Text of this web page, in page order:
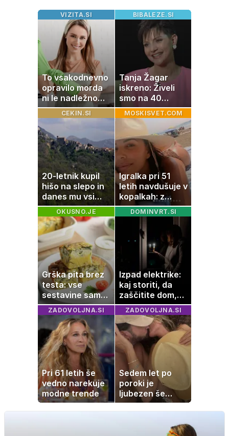
VIZITA.SI
To vsakodnevno
opravilo morda
ni le nadležno
delo, pomaga
lahko tudi
vašemu srcu
BIBALEZE.SI
Tanja Žagar
iskreno: Živeli
smo na 40
kvadratih, a
imela sem vse,
kar otrok
potrebuje
CEKIN.SI
20-letnik kupil
hišo na slepo in
danes mu vsi
zavidajo
MOSKISVET.COM
Igralka pri 51
letih navdušuje v
kopalkah: z
možem uživa v
romantičnem
poletju
OKUSNO.JE
Grška pita brez
testa: vse
sestavine samo
zmešate in
pečica opravi
ostalo
DOMINVRT.SI
Izpad elektrike:
kaj storiti, da
zaščitite dom,
hrano in
elektronske
naprave
ZADOVOLJNA.SI
Pri 61 letih še
vedno narekuje
modne trende
ZADOVOLJNA.SI
Sedem let po
poroki je
ljubezen še
vedno enako
močna